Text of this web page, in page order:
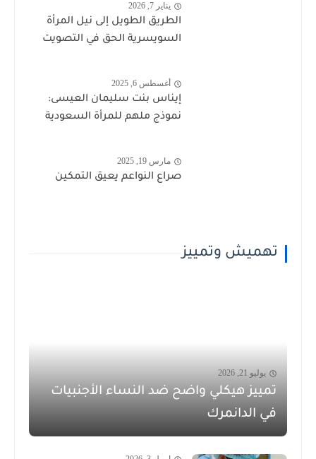
يناير 7, 2026
الطريق الطويل إلى نيل المرأة
السويسرية الحق في التصويت
أغسطس 6, 2025
إيناس بنت سليمان العيسى:
نموذج ملهم للمرأة السعودية
مارس 19, 2025
صراع النواعم يعيق التمكين
تهميش وتمييز
يوليو 21, 2026
تمييز هيكلي واضح ضد النساء الأجنبيات
في الدانمرك